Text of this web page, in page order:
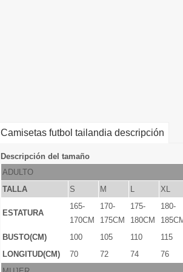
Camisetas futbol tailandia descripción
Descripción del tamaño
ADULTO
TALLA
S M L XL
ESTATURA
165-
170CM
170-
175CM
175-
180CM
180-
BUSTO(CM)
100 105 110 115
LONGITUD(CM)
70 72 74 76